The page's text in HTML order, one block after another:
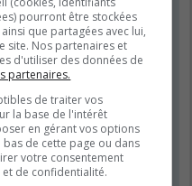
modifier un de vos
parfois dans une
initial ait été publié. Si
un petit texte situé
nombre de fois que vous
l’heure de la modification.
d’une modification
administrateur, bien qu’ils
concernant leur
utilisateurs normaux ne
pourront être stockées
que partagées avec lui,
site. Nos partenaires et
d'utiliser des données de
partenaires.
de traiter vos
la base de l'intérêt
en gérant vos options
bas de cette page ou dans
votre consentement
de confidentialité.